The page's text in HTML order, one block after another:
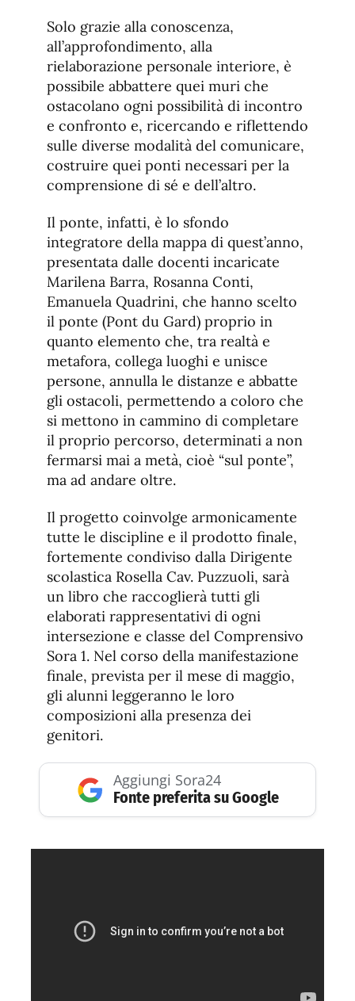
Solo grazie alla conoscenza,
all’approfondimento, alla
rielaborazione personale interiore, è
possibile abbattere quei muri che
ostacolano ogni possibilità di incontro
e confronto e, ricercando e riflettendo
sulle diverse modalità del comunicare,
costruire quei ponti necessari per la
comprensione di sé e dell’altro.
Il ponte, infatti, è lo sfondo
integratore della mappa di quest’anno,
presentata dalle docenti incaricate
Marilena Barra, Rosanna Conti,
Emanuela Quadrini, che hanno scelto
il ponte (Pont du Gard) proprio in
quanto elemento che, tra realtà e
metafora, collega luoghi e unisce
persone, annulla le distanze e abbatte
gli ostacoli, permettendo a coloro che
si mettono in cammino di completare
il proprio percorso, determinati a non
fermarsi mai a metà, cioè “sul ponte”,
ma ad andare oltre.
Il progetto coinvolge armonicamente
tutte le discipline e il prodotto finale,
fortemente condiviso dalla Dirigente
scolastica Rosella Cav. Puzzuoli, sarà
un libro che raccoglierà tutti gli
elaborati rappresentativi di ogni
intersezione e classe del Comprensivo
Sora 1. Nel corso della manifestazione
finale, prevista per il mese di maggio,
gli alunni leggeranno le loro
composizioni alla presenza dei
genitori.
Aggiungi Sora24
Fonte preferita su Google